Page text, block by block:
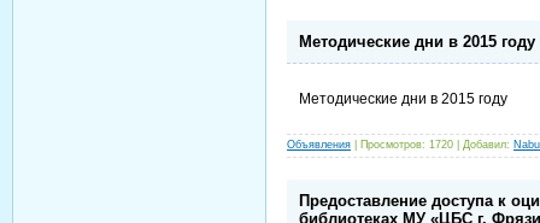
Методические дни в 2015 году
Методические дни в 2015 году
Объявления Просмотров: 1720 Добавил: Nabu
Предоставление доступа к
библиотеках МУ «ЦБС г.